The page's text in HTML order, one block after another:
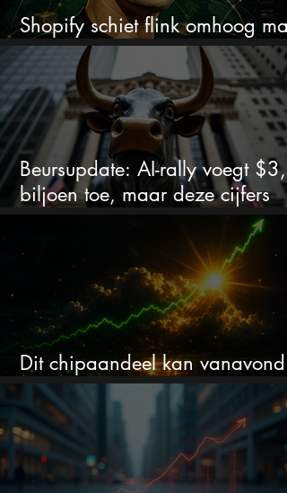
Shopify schiet flink omhoog
dit is wat beleggers missen
Beursupdate: AI-rally voegt $3,5
biljoen toe, maar deze cijfers
waarschuwen beleggers
Dit chipaandeel kan vanavond
flink bewegen